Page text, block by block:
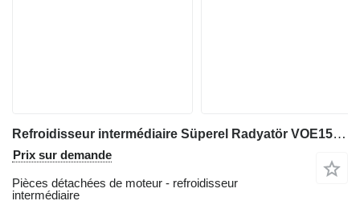
Refroidisseur intermédiaire Süperel Radyatör VOE15147507 pour chargeuse sur pneus Volvo L150G, L180G, L220G
Prix sur demande
Pièces détachées de moteur - refroidisseur
intermédiaire